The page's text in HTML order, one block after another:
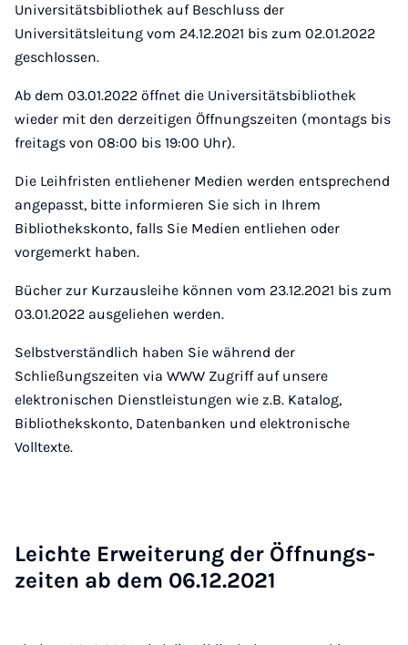
Universitätsbibliothek auf Beschluss der
Universitätsleitung vom 24.12.2021 bis zum 02.01.2022
geschlossen.
Ab dem 03.01.2022 öffnet die Universitätsbibliothek
wieder mit den derzeitigen Öffnungszeiten (montags bis
freitags von 08:00 bis 19:00 Uhr).
Die Leihfristen entliehener Medien werden entsprechend
angepasst, bitte informieren Sie sich in Ihrem
Bibliothekskonto, falls Sie Medien entliehen oder
vorgemerkt haben.
Bücher zur Kurzausleihe können vom 23.12.2021 bis zum
03.01.2022 ausgeliehen werden.
Selbstverständlich haben Sie während der
Schließungszeiten via WWW Zugriff auf unsere
elektronischen Dienstleistungen wie z.B. Katalog,
Bibliothekskonto, Datenbanken und elektronische
Volltexte.
Leich­te Er­wei­te­rung der Öff­nungs­
zei­ten ab dem 06.12.2021